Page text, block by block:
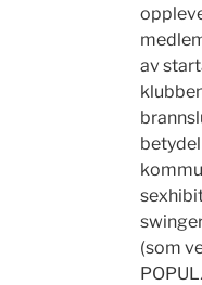
av
(som